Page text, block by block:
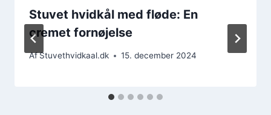
Stuvet hvidkål med fløde: En
cremet fornøjelse
AfStuvethvidkaal.dk 15. december 2024